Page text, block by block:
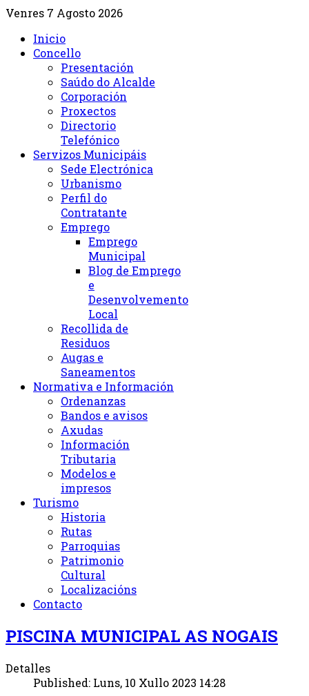
Venres 7 Agosto 2026
Inicio
Concello
Presentación
Saúdo do Alcalde
Corporación
Proxectos
Directorio
Telefónico
Servizos Municipáis
Sede Electrónica
Urbanismo
Perfil do
Contratante
Emprego
Emprego
Municipal
Blog de Emprego
e
Desenvolvemento
Local
Recollida de
Residuos
Augas e
Saneamentos
Normativa e Información
Ordenanzas
Bandos e avisos
Axudas
Información
Tributaria
Modelos e
impresos
Turismo
Historia
Rutas
Parroquias
Patrimonio
Cultural
Localizacións
Contacto
PISCINA MUNICIPAL AS NOGAIS
Detalles
Published: Luns, 10 Xullo 2023 14:28